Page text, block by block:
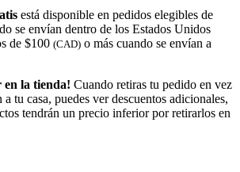
está disponible en pedidos elegibles de
se envían dentro de los Estados Unidos
de $100 (CAD) o más cuando se envían a
la tienda! Cuando retiras tu pedido en vez
tu casa, puedes ver descuentos adicionales,
tendrán un precio inferior por retirarlos en